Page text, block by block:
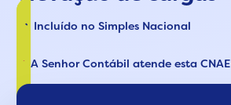
Incluído no Simples Nacional
A Senhor Contábil atende esta CNAE